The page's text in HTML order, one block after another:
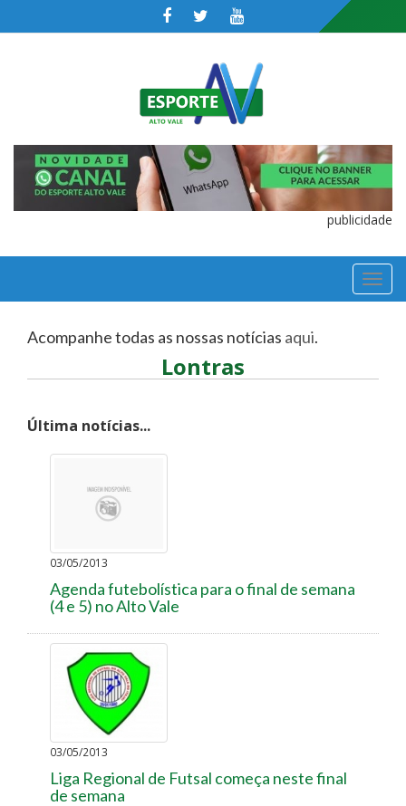
publicidade
Acompanhe todas as nossas notícias aqui.
Lontras
Última notícias...
03/05/2013
Agenda futebolística para o final de semana
(4 e 5) no Alto Vale
03/05/2013
Liga Regional de Futsal começa neste final
de semana